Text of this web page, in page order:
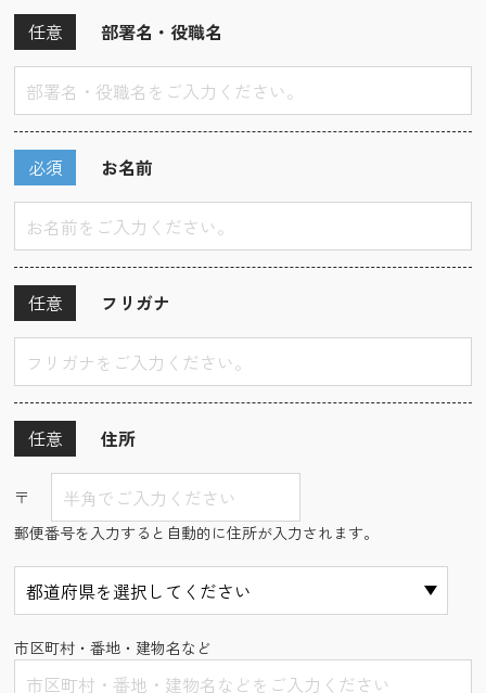
部署名・役職名
任意
お名前
必須
フリガナ
任意
住所
任意
〒
郵便番号を入力すると自動的に住所が入力されます。
市区町村・番地・建物名など